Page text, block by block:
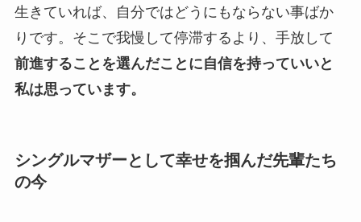
生きていれば、自分ではどうにもならない事ばか
りです。そこで我慢して停滞するより、手放して
前進することを選んだことに自信を持っていいと
私は思っています。
シングルマザーとして幸せを掴んだ先輩たち
の今